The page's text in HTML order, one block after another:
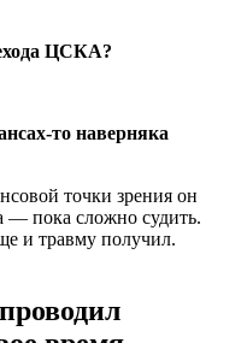
ЦСКА?
то наверняка
точки зрения он
— пока сложно судить.
и травму получил.